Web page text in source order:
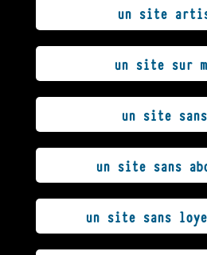
un site
un site sur
un site sans
un site sans
un site sans